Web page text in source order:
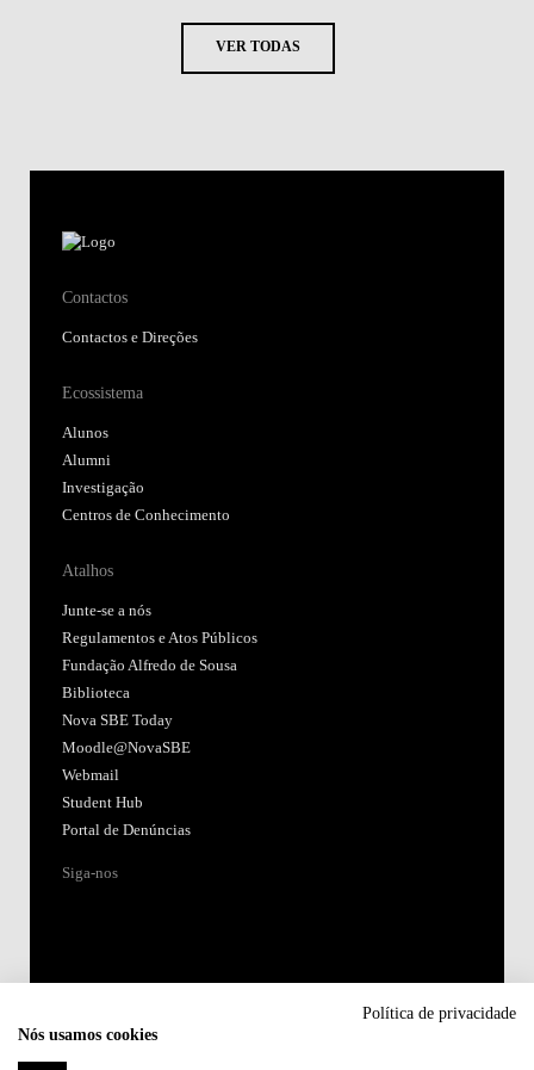
VER TODAS
Contactos
Contactos e Direções
Ecossistema
Alunos
Alumni
Investigação
Centros de Conhecimento
Atalhos
Junte-se a nós
Regulamentos e Atos Públicos
Fundação Alfredo de Sousa
Biblioteca
Nova SBE Today
Moodle@NovaSBE
Webmail
Student Hub
Portal de Denúncias
Siga-nos
Política de privacidade
Nós usamos cookies